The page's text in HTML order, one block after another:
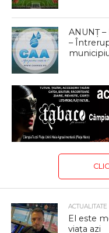
ANUNȚ
–
El este
viața azi